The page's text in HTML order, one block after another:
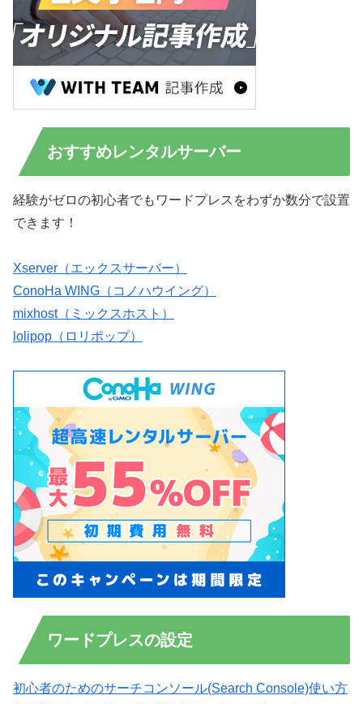
おすすめレンタルサーバー
経験がゼロの初心者でもワードプレスをわずか数分で設置
できます！
Xserver（エックスサーバー）
ConoHa WING（コノハウイング）
mixhost（ミックスホスト）
lolipop（ロリポップ）
ワードプレスの設定
初心者のためのサーチコンソール(Search Console)使い方